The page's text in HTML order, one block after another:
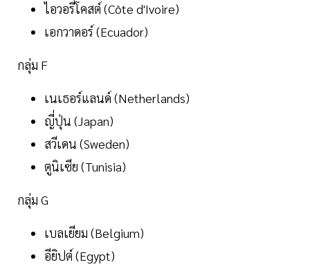
ไอวอรี่โคสต์ (Côte d'Ivoire)
เอกวาดอร์ (Ecuador)
กลุ่ม F
เนเธอร์แลนด์ (Netherlands)
ญี่ปุ่น (Japan)
สวีเดน (Sweden)
ตูนิเซีย (Tunisia)
กลุ่ม G
เบลเยียม (Belgium)
อียิปต์ (Egypt)